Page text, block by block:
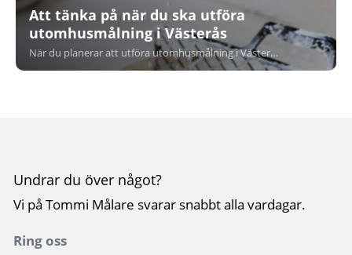
Att tänka på när du ska utföra
utomhusmålning i Västerås
När du planerar att utföra utomhusmålning i Västerås är det viktigt att tänka på flera faktorer för att uppnå bästa resultat. Från rätt tidpunkt att måla på, till val av material och förberedelse, här får du alla tips du behöver för ett hållbart och professionellt måleriarbete.
Undrar du över något?
Vi på Tommi Målare svarar snabbt alla vardagar.
Ring oss